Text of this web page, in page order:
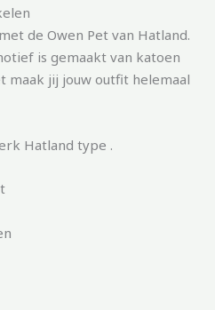
de Owen Pet van Hatland.
is gemaakt van katoen
maak jij jouw outfit helemaal
Hatland type .